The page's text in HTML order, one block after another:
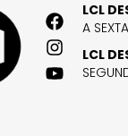
LCL
A
LCL